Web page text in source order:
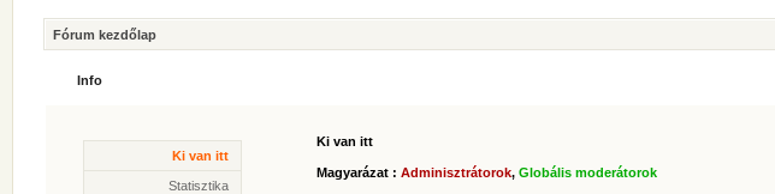
Fórum kezdőlap
Info
Ki van itt
Ki van itt
Magyarázat : Adminisztrátorok, Globális moderátorok
Statisztika
Statisztika
* Hozzászólások száma:
62625
* Témák száma: